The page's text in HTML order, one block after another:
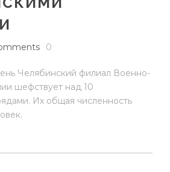
0
Челябинский филиал Военно-
шефствует над 10
Их общая численность